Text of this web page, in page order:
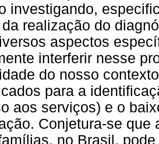
investigando,
realização do
aspectos
interferir nesse
do nosso
para a
aos serviços) e o
Conjetura-se que
no Brasil,